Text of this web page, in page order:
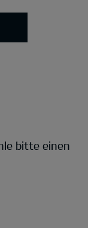
bitte einen